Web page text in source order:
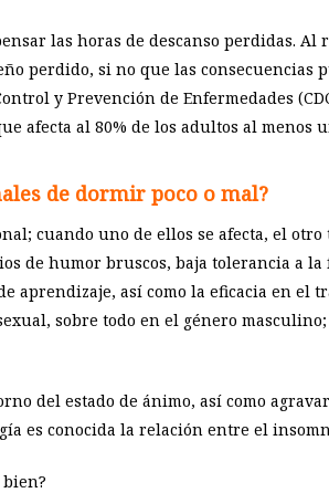
las horas de descanso perdidas.
perdido, si no que las consecuencias
y Prevención de Enfermedades
afecta al 80% de los adultos al menos
de dormir poco o mal?
cuando uno de ellos se afecta, el otro
de humor bruscos, baja tolerancia a
así como la eficacia en el
sobre todo en el género
del estado de ánimo, así como
es conocida la relación entre el